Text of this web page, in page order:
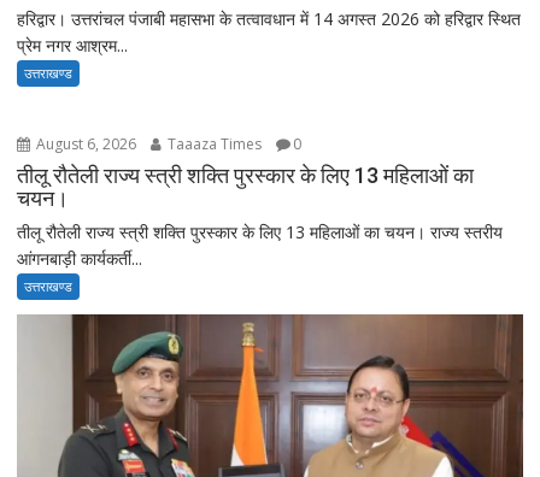
हरिद्वार। उत्तरांचल पंजाबी महासभा के तत्वावधान में 14 अगस्त 2026 को हरिद्वार स्थित
प्रेम नगर आश्रम...
उत्तराखण्ड
August 6, 2026 Taaaza Times 0
तीलू रौतेली राज्य स्त्री शक्ति पुरस्कार के लिए 13 महिलाओं का
चयन।
तीलू रौतेली राज्य स्त्री शक्ति पुरस्कार के लिए 13 महिलाओं का चयन। राज्य स्तरीय
आंगनबाड़ी कार्यकर्ती...
उत्तराखण्ड